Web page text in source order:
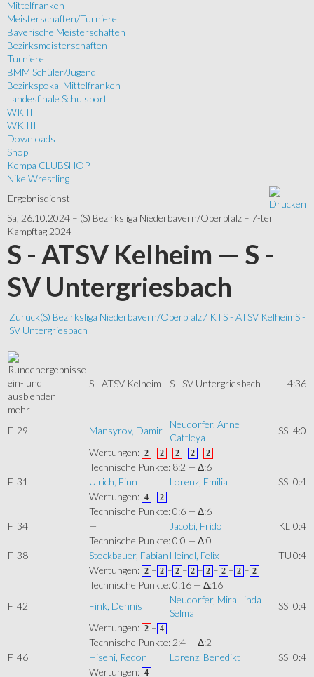
Mittelfranken
Meisterschaften/Turniere
Bayerische Meisterschaften
Bezirksmeisterschaften
Turniere
BMM Schüler/Jugend
Bezirkspokal Mittelfranken
Landesfinale Schulsport
WK II
WK III
Downloads
Shop
Kempa CLUBSHOP
Nike Wrestling
Ergebnisdienst
Sa, 26.10.2024 – (S) Bezirksliga Niederbayern/Oberpfalz – 7-ter
Kampftag 2024
S - ATSV Kelheim — S -
SV Untergriesbach
Zurück(S) Bezirksliga Niederbayern/Oberpfalz7 KTS - ATSV KelheimS -
SV Untergriesbach
mehr
S - ATSV Kelheim S - SV Untergriesbach 4:36
F 29 Mansyrov, Damir
Neudorfer, Anne
Cattleya
SS 4:0
Wertungen: 2 – 2 – 2 – 2 – 2
Technische Punkte: 8:2 — Δ:6
F 31 Ulrich, Finn Lorenz, Emilia SS 0:4
Wertungen: 4 – 2
Technische Punkte: 0:6 — Δ:6
F 34 — Jacobi, Frido KL 0:4
Technische Punkte: 0:0 — Δ:0
F 38 Stockbauer, Fabian Heindl, Felix TÜ0:4
Wertungen: 2 – 2 – 2 – 2 – 2 – 2 – 2 – 2
Technische Punkte: 0:16 — Δ:16
F 42 Fink, Dennis
Neudorfer, Mira Linda
Selma
SS 0:4
Wertungen: 2 – 4
Technische Punkte: 2:4 — Δ:2
F 46 Hiseni, Redon Lorenz, Benedikt SS 0:4
Wertungen: 4